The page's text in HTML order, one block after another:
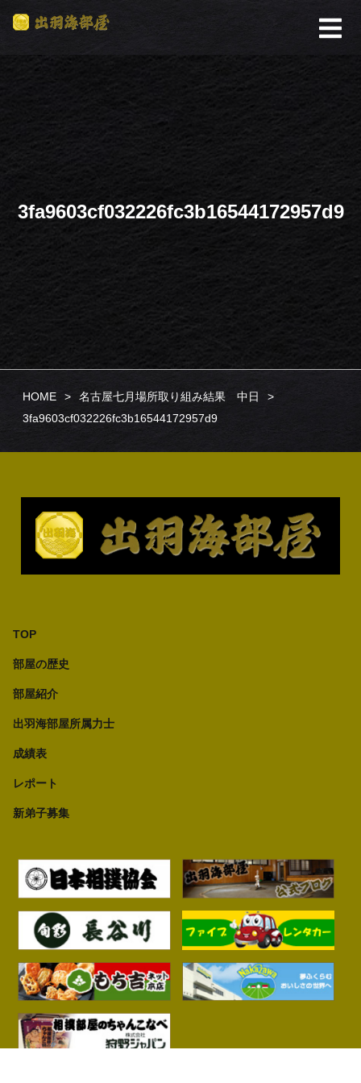
3fa9603cf032226fc3b16544172957d9
HOME
名古屋七月場所取り組み結果 中日
3fa9603cf032226fc3b16544172957d9
TOP
部屋の歴史
部屋紹介
出羽海部屋所属力士
成績表
レポート
新弟子募集